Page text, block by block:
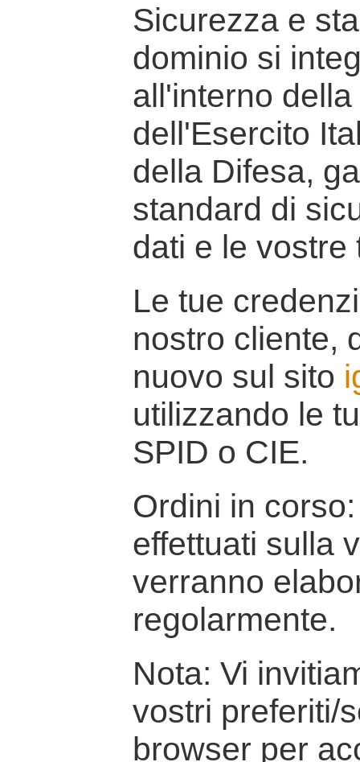
Sicurezza e
dominio si
all'interno
dell'Esercito
della Difesa,
standard di
dati e le vostre
Le tue
nostro cliente,
nuovo sul sito
utilizzando le
SPID o CIE.
Ordini in
effettuati sulla
verranno
regolarmente.
Nota: Vi
vostri preferiti/
browser per